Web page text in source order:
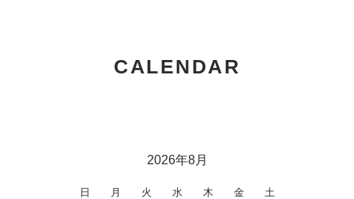
CALENDAR
2026年8月
日 月 火 水 木 金 土